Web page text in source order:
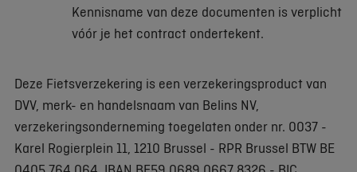
Kennisname van deze documenten is verplicht
vóór je het contract ondertekent.
Deze Fietsverzekering is een verzekeringsproduct van
DVV, merk- en handelsnaam van Belins NV,
verzekeringsonderneming toegelaten onder nr. 0037 -
Karel Rogierplein 11, 1210 Brussel - RPR Brussel BTW BE